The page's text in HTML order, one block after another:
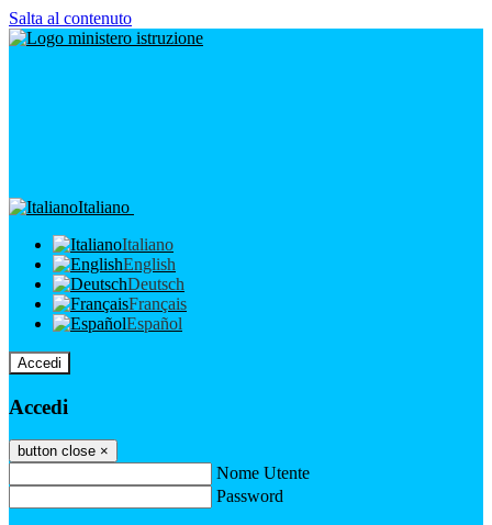
Salta al contenuto
Italiano
Italiano
English
Deutsch
Français
Español
Accedi
Accedi
button close ×
Nome Utente
Password